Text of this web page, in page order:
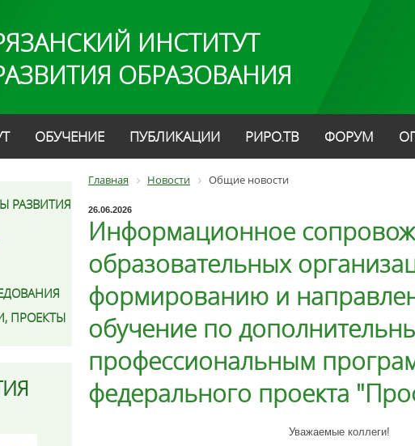
ИНСТИТУТ
ОБРАЗОВАНИЯ
ОБУЧЕНИЕ ПУБЛИКАЦИИ РИРО.ТВ ФОРУМ
РАЗВИТИЯ
ПРОЕКТЫ
Главная Новости Общие новости
26.06.2026
Информационное
образовательных
формированию и
обучение по
профессиональным
федерального проекта
Уважаемые коллеги!